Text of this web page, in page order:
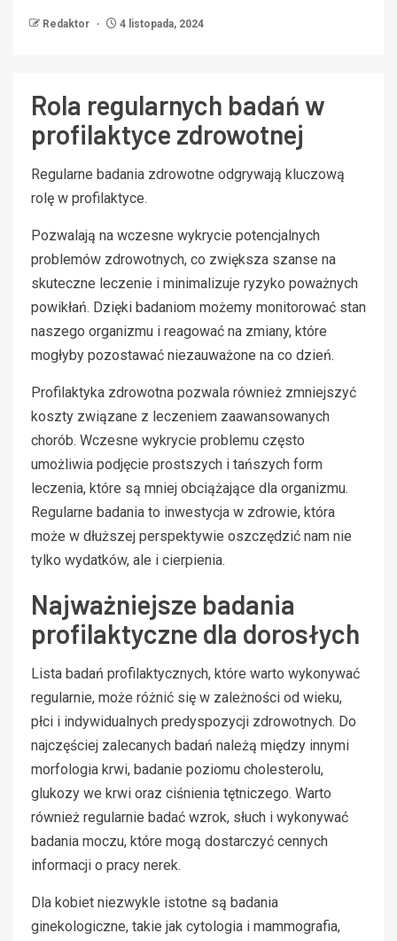
Redaktor 4 listopada, 2024
Rola regularnych badań w
profilaktyce zdrowotnej
Regularne badania zdrowotne odgrywają kluczową
rolę w profilaktyce.
Pozwalają na wczesne wykrycie potencjalnych
problemów zdrowotnych, co zwiększa szanse na
skuteczne leczenie i minimalizuje ryzyko poważnych
powikłań. Dzięki badaniom możemy monitorować stan
naszego organizmu i reagować na zmiany, które
mogłyby pozostawać niezauważone na co dzień.
Profilaktyka zdrowotna pozwala również zmniejszyć
koszty związane z leczeniem zaawansowanych
chorób. Wczesne wykrycie problemu często
umożliwia podjęcie prostszych i tańszych form
leczenia, które są mniej obciążające dla organizmu.
Regularne badania to inwestycja w zdrowie, która
może w dłuższej perspektywie oszczędzić nam nie
tylko wydatków, ale i cierpienia.
Najważniejsze badania
profilaktyczne dla dorosłych
Lista badań profilaktycznych, które warto wykonywać
regularnie, może różnić się w zależności od wieku,
płci i indywidualnych predyspozycji zdrowotnych. Do
najczęściej zalecanych badań należą między innymi
morfologia krwi, badanie poziomu cholesterolu,
glukozy we krwi oraz ciśnienia tętniczego. Warto
również regularnie badać wzrok, słuch i wykonywać
badania moczu, które mogą dostarczyć cennych
informacji o pracy nerek.
Dla kobiet niezwykle istotne są badania
ginekologiczne, takie jak cytologia i mammografia,